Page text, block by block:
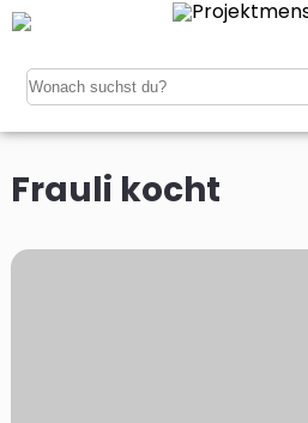
Frauli kocht